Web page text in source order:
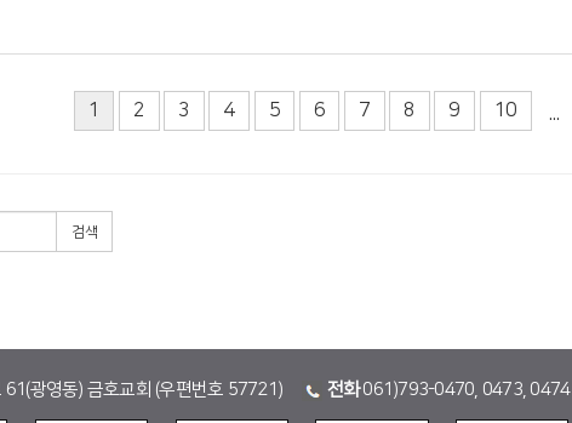
1 2 3 4 5 6 7 8 9 10 ...
검색
61(광영동) 금호교회 (우편번호 57721) 전화061)793-0470, 0473, 0474